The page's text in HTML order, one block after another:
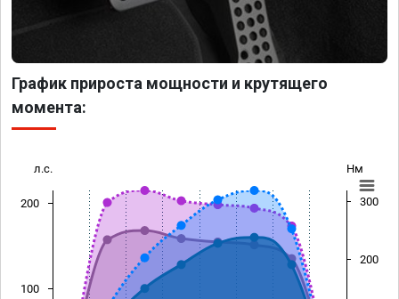
График прироста мощности и крутящего
момента:
л.с. Нм
100
200
200
300